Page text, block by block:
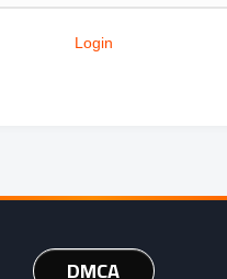
Login
DMCA